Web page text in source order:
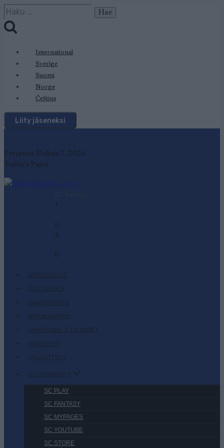
Siirry
sisältöön
Haku:
International
Sverige
Suomi
Norge
Čeština
Liity jäseneksi
Perjantai, Elokuu 7, 2026
Today's Paper
1
-
0
2
-
0
JÄSENSISÄLTÖ
SKI CLASSICS
MAASTOHIIHTO
AMPUMAHIIHTO
TAPAHTUMAT & TULOKSET
VARUSTEET
HARJOITTELU
SC COMMUNITY
SC PLAY
SC FANTASY
SC MYPAGES
SC YOUTUBE
SC STORE